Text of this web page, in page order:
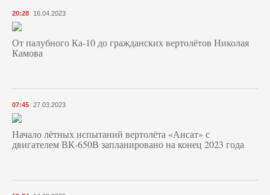
20:28 16.04.2023
От палубного Ка-10 до гражданских вертолётов Николая
Камова
07:45 27.03.2023
Начало лётных испытаний вертолёта «Ансат» с
двигателем ВК-650В запланировано на конец 2023 года